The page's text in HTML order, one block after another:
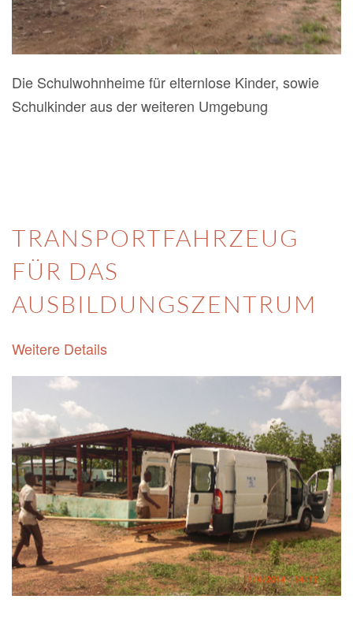
Die Schulwohnheime für elternlose Kinder, sowie
Schulkinder aus der weiteren Umgebung
TRANSPORTFAHRZEUG
FÜR DAS
AUSBILDUNGSZENTRUM
Weitere Details